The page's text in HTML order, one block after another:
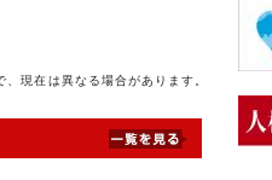
現在は異なる場合があります。